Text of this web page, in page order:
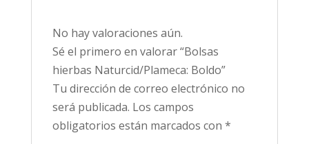
No hay valoraciones aún.
Sé el primero en valorar “Bolsas
hierbas Naturcid/Plameca: Boldo”
Tu dirección de correo electrónico no
será publicada. Los campos
obligatorios están marcados con *